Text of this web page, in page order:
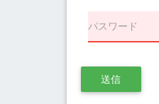
パスワード
送信